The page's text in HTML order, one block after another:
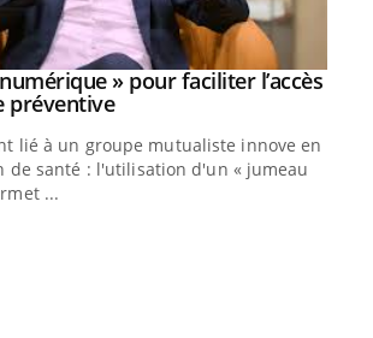
» pour faciliter l’accès
préventiveYoutube
lié à un groupe mutualiste innove en
de santé : l'utilisation d'un « jumeau
...